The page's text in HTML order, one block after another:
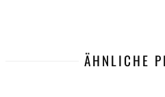
ÄHNLICHE